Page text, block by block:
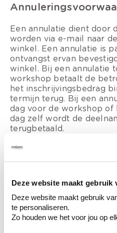
Deze website maakt gebruik
Deze website maakt gebruik
te personaliseren.
Zo houden we het voor jou op
Een annulatie dient door
worden via e-mail naar
winkel. Een annulatie is
ontvangst ervan
winkel. Bij een annulatie
workshop betaalt de
het inschrijvingsbedrag
termijn terug. Bij een
dag voor de workshop of
dag zelf wordt de
terugbetaald.
colora behoudt zich het
aan de klant. Het
kan geen recht op
ontstaan in hoofde van
Schade en